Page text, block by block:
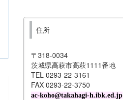
住所
〒318-0034
茨城県高萩市高萩1111番地
TEL 0293-22-3161
FAX 0293-22-3750
ac-koho@takahagi-h.ibk.ed.jp